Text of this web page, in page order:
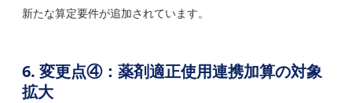
新たな算定要件が追加されています。
6. 変更点④：薬剤適正使用連携加算の対象
拡大